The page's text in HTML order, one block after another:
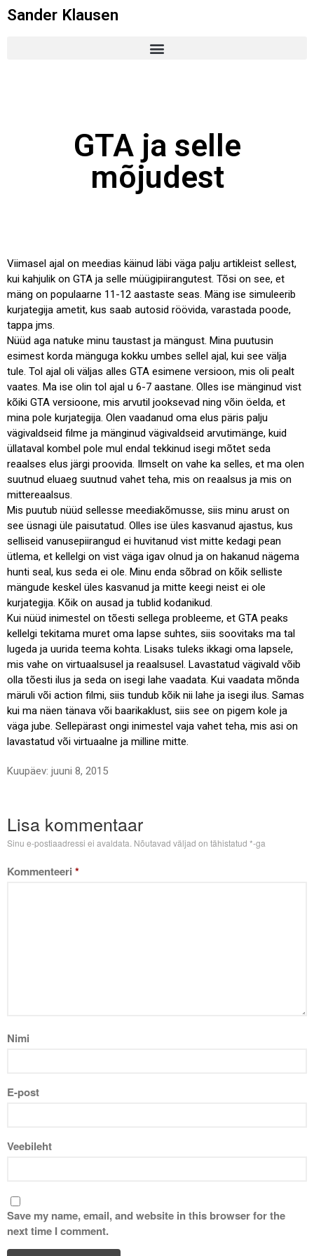
Vaimne tervis ja alkohol
Galaxy Gear S2 Classic
Fleep – Kas e-maili tapja või
mitte?
Päevakajaline(1)
Poliitika(1)
Tehnika ja IT(5)
Ühiskond(1)
Android Coolpad e-mail
Fleep
iPad
nutitelefon
Skype windows Windows 10 Mobile
Windows PHone
Sander Klausen
GTA ja selle
mõjudest
Viimasel ajal on meedias käinud läbi väga palju artikleist sellest,
kui kahjulik on GTA ja selle müügipiirangutest. Tõsi on see, et
mäng on populaarne 11-12 aastaste seas. Mäng ise simuleerib
kurjategija ametit, kus saab autosid röövida, varastada poode,
tappa jms.
Nüüd aga natuke minu taustast ja mängust. Mina puutusin
esimest korda mänguga kokku umbes sellel ajal, kui see välja
tule. Tol ajal oli väljas alles GTA esimene versioon, mis oli pealt
vaates. Ma ise olin tol ajal u 6-7 aastane. Olles ise mänginud vist
kõiki GTA versioone, mis arvutil jooksevad ning võin öelda, et
mina pole kurjategija. Olen vaadanud oma elus päris palju
vägivaldseid filme ja mänginud vägivaldseid arvutimänge, kuid
üllataval kombel pole mul endal tekkinud isegi mõtet seda
reaalses elus järgi proovida. Ilmselt on vahe ka selles, et ma olen
suutnud eluaeg suutnud vahet teha, mis on reaalsus ja mis on
mittereaalsus.
Mis puutub nüüd sellesse meediakõmusse, siis minu arust on
see üsnagi üle paisutatud. Olles ise üles kasvanud ajastus, kus
selliseid vanusepiirangud ei huvitanud vist mitte kedagi pean
ütlema, et kellelgi on vist väga igav olnud ja on hakanud nägema
hunti seal, kus seda ei ole. Minu enda sõbrad on kõik selliste
mängude keskel üles kasvanud ja mitte keegi neist ei ole
kurjategija. Kõik on ausad ja tublid kodanikud.
Kui nüüd inimestel on tõesti sellega probleeme, et GTA peaks
kellelgi tekitama muret oma lapse suhtes, siis soovitaks ma tal
lugeda ja uurida teema kohta. Lisaks tuleks ikkagi oma lapsele,
mis vahe on virtuaalsusel ja reaalsusel. Lavastatud vägivald võib
olla tõesti ilus ja seda on isegi lahe vaadata. Kui vaadata mõnda
märuli või action filmi, siis tundub kõik nii lahe ja isegi ilus. Samas
kui ma näen tänava või baarikaklust, siis see on pigem kole ja
väga jube. Sellepärast ongi inimestel vaja vahet teha, mis asi on
lavastatud või virtuaalne ja milline mitte.
Kuupäev: juuni 8, 2015
Lisa kommentaar
Sinu e-postiaadressi ei avaldata. Nõutavad väljad on tähistatud *-ga
Kommenteeri *
Nimi
E-post
Veebileht
Save my name, email, and website in this browser for the
next time I comment.